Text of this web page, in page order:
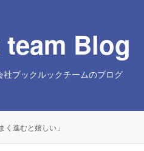
Blog
ブックルックチームのブログ
進むと嬉しい」